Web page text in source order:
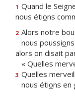
1 Quand le
nous étions
2 Alors notre
nous poussio
alors on disait
« Quelles
3 Quelles
nous étions en